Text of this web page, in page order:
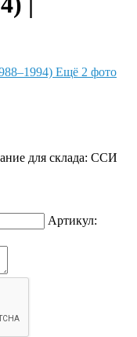
Ещё 2 фото
для склада: ССИ
Артикул: